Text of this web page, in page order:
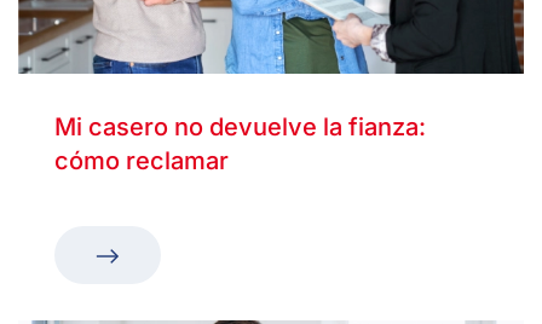
Mi casero no devuelve la fianza:
cómo reclamar